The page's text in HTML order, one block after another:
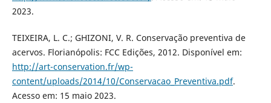
2023.
TEIXEIRA, L. C.; GHIZONI, V. R. Conservação preventiva de
acervos. Florianópolis: FCC Edições, 2012. Disponível em:
http://art-conservation.fr/wp-
content/uploads/2014/10/Conservacao_Preventiva.pdf.
Acesso em: 15 maio 2023.